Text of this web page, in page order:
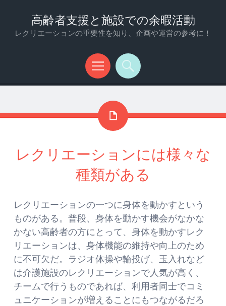
高齢者支援と施設での余暇活動
レクリエーションの重要性を知り、企画や運営の参考に！
メ
ュ
検
レクリエーションには様々な
種類がある
レクリエーションの一つに身体を動かすという
ものがある。普段、身体を動かす機会がなかな
かない高齢者の方にとって、身体を動かすレク
リエーションは、身体機能の維持や向上のため
に不可欠だ。ラジオ体操や輪投げ、玉入れなど
は介護施設のレクリエーションで人気が高く、
チームで行うものであれば、利用者同士でコミ
ュニケーションが増えることにもつながるだろ